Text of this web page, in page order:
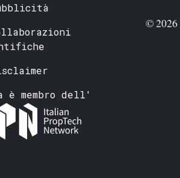
è membro dell'
© 2026